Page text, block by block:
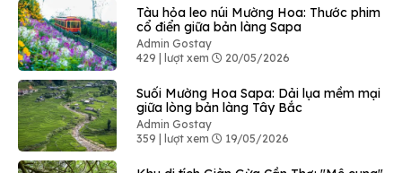
Tàu hỏa leo núi Mường Hoa: Thước phim
cổ điển giữa bản làng Sapa
Admin Gostay
429 | lượt xem
20/05/2026
Suối Mường Hoa Sapa: Dải lụa mềm mại
giữa lòng bản làng Tây Bắc
Admin Gostay
359 | lượt xem
19/05/2026